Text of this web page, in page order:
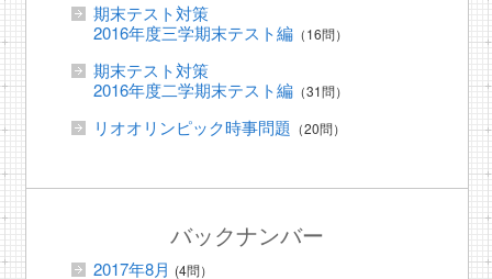
期末テスト対策
2016年度三学期末テスト編（16問）
期末テスト対策
2016年度二学期末テスト編（31問）
リオオリンピック時事問題 （20問）
バックナンバー
2017年8月 (4問）